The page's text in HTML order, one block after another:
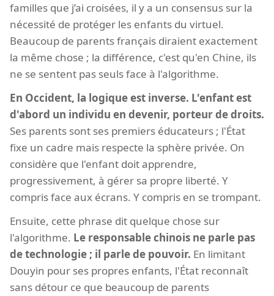
familles que j’ai croisées, il y a un consensus sur la
nécessité de protéger les enfants du virtuel.
Beaucoup de parents français diraient exactement
la même chose ; la différence, c'est qu'en Chine, ils
ne se sentent pas seuls face à l'algorithme.
En Occident, la logique est inverse. L'enfant est
d'abord un individu en devenir, porteur de droits.
Ses parents sont ses premiers éducateurs ; l'État
fixe un cadre mais respecte la sphère privée. On
considère que l'enfant doit apprendre,
progressivement, à gérer sa propre liberté. Y
compris face aux écrans. Y compris en se trompant.
Ensuite, cette phrase dit quelque chose sur
l'algorithme. Le responsable chinois ne parle pas
de technologie ; il parle de pouvoir. En limitant
Douyin pour ses propres enfants, l'État reconnaît
sans détour ce que beaucoup de parents